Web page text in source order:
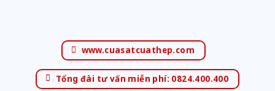
www.cuasatcuathep.com
Tổng đài tư vấn miễn phí: 0824.400.400